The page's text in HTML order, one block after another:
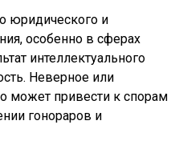
юридического и
особенно в сферах
интеллектуального
Неверное или
может привести к спорам
гонораров и